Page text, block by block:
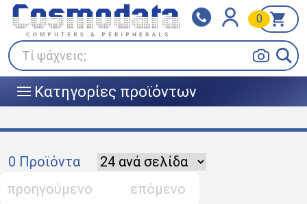
Τί ψάχνεις;
0
||| Κατηγορίες προϊόντων
Klarna
Πληρώστε σε 3
άτοκες δόσεις
BOX NOW
0 Προϊόντα
προηγούμενο
επόμενο